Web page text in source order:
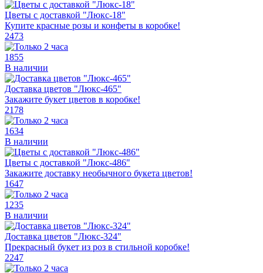
Цветы с доставкой "Люкс-18"
Купите красные розы и конфеты в коробке!
2473
1855
В наличии
Доставка цветов "Люкс-465"
Закажите букет цветов в коробке!
2178
1634
В наличии
Цветы с доставкой "Люкс-486"
Закажите доставку необычного букета цветов!
1647
1235
В наличии
Доставка цветов "Люкс-324"
Прекрасный букет из роз в стильной коробке!
2247